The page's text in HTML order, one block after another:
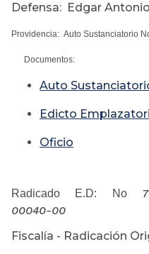
Defensa: Edgar
Providencia: Auto Sustanciatorio
Documentos:
Auto
Edicto
Oficio
Radicado E.D: No
00040-00
Fiscalía - Radicación